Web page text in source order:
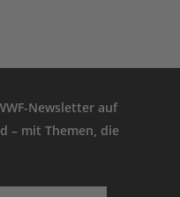
Newsletter auf
– mit Themen, die